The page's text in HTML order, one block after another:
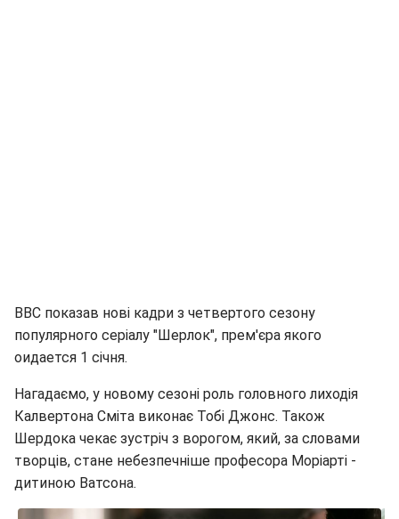
ВВС показав нові кадри з четвертого сезону
популярного серіалу "Шерлок", прем'єра якого
оидается 1 січня.
Нагадаємо, у новому сезоні роль головного лиходія
Калвертона Сміта виконає Тобі Джонс. Також
Шердока чекає зустріч з ворогом, який, за словами
творців, стане небезпечніше професора Моріарті -
дитиною Ватсона.